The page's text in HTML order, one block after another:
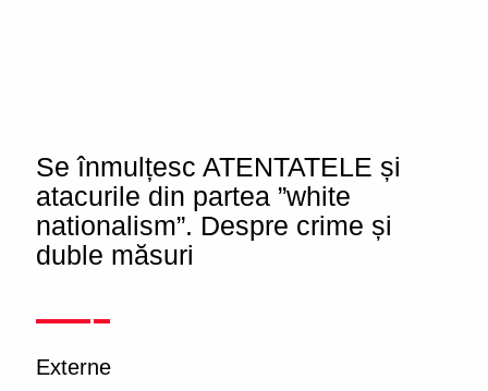
Se înmulțesc ATENTATELE și
atacurile din partea ”white
nationalism”. Despre crime și
duble măsuri
Externe